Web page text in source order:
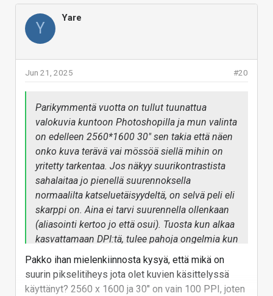
OK mut koneella paljastuu joku käpy ja roskiin
menee.
Kuvien katselu näytöltä tai muu viihdekäyttö on aivan
eri asia, siinä ei haittaa isompi resoluutio, mitä ny
aliresoluutioinen materiaali menee joskus
Jokainen toki tekee kuten parhaaksi katsoo.
Varmaan tälle löytyy ostajia ihan riittävästi. Omat
kulahtaneet silmät kestää enää tuon 1600p 100%
skaalauksella työpöytäkäytössä, 4K 65" koossa
hieman kauempaa tai yli 100" 8K ja sohvaetäisyys.
Y
Yare
#20
Jun 21, 2025
Parikymmentä vuotta on tullut tuunattua
valokuvia kuntoon Photoshopilla ja mun valinta
on edelleen 2560*1600 30" sen takia että näen
onko kuva terävä vai mössöä siellä mihin on
yritetty tarkentaa. Jos näkyy suurikontrastista
sahalaitaa jo pienellä suurennoksella
normaalilta katseluetäisyydeltä, on selvä peli eli
skarppi on. Aina ei tarvi suurennella ollenkaan
(aliasointi kertoo jo että osui). Tuosta kun alkaa
kasvattamaan DPI:tä, tulee pahoja ongelmia kun
joutuu suurentamaan yhä enemmän ja
enemmän ja GPU-huononnukset nekin
pehmentää kuvaa vrt. softarenderöinti vuosien
Pakko ihan mielenkiinnosta kysyä, että mikä on
suurin pikselitiheys jota olet kuvien käsittelyssä
käyttänyt? 2560 x 1600 ja 30" on vain 100 PPI, joten